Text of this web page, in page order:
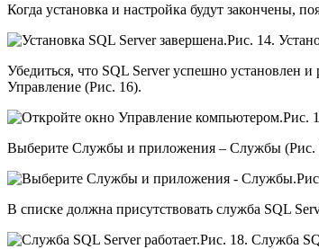
Когда установка и настройка будут закончены,
Рис. 14.
Убедиться, что SQL Server успешно
Управление (Рис. 16).
Рис.
Выберите Службы и приложения – Службы (Рис.
В списке должна присутствовать служба SQL
Рис. 18. Служба